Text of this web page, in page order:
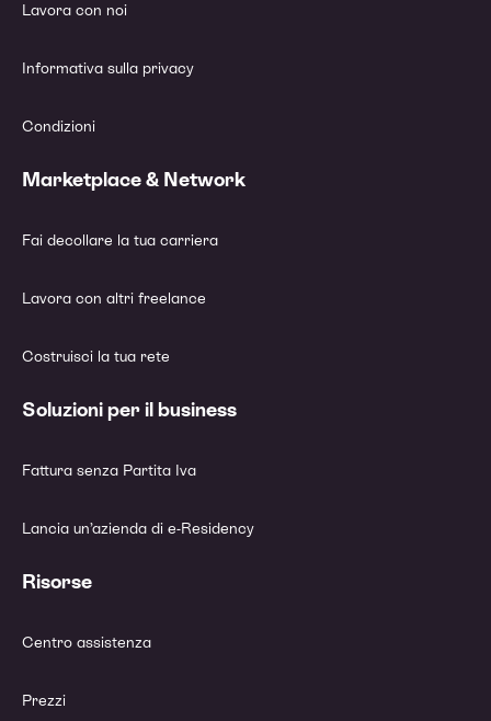
Lavora con noi
Informativa sulla privacy
Condizioni
Marketplace & Network
Fai decollare la tua carriera
Lavora con altri freelance
Costruisci la tua rete
Soluzioni per il business
Fattura senza Partita Iva
Lancia un’azienda di e-Residency
Risorse
Centro assistenza
Prezzi